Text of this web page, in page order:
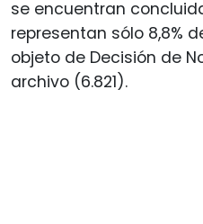
se encuentran
representan sólo 8,8%
objeto de Decisión de
archivo (6.821).